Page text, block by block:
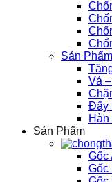
Sản
Vá
Đẩy
Sản Phẩm
Gốc
Gốc